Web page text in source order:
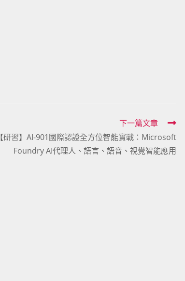
下一篇文章
【研習】AI-901國際認證全方位智能實戰：Microsoft
Foundry AI代理人、語言、語音、視覺智能應用